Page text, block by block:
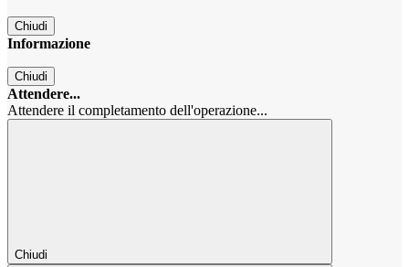
Chiudi
Informazione
Chiudi
Attendere...
Attendere il completamento dell'operazione...
Chiudi